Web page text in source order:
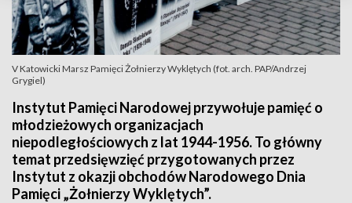
V Katowicki Marsz Pamięci Żołnierzy Wyklętych (fot. arch. PAP/Andrzej
Grygiel)
Instytut Pamięci Narodowej przywołuje pamięć o
młodzieżowych organizacjach
niepodległościowych z lat 1944-1956. To główny
temat przedsięwzięć przygotowanych przez
Instytut z okazji obchodów Narodowego Dnia
Pamięci „Żołnierzy Wyklętych”.